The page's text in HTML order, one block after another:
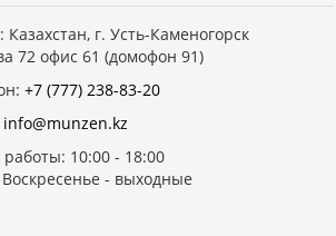
Казахстан, г. Усть-Каменогорск
72 офис 61 (домофон 91)
+7 (777) 238-83-20
info@munzen.kz
10:00 - 18:00
Воскресенье - выходные